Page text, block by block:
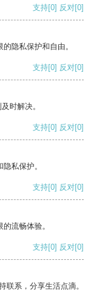
支持[0] 反对[0]
隐私保护和自由。
支持[0] 反对[0]
时解决。
支持[0] 反对[0]
私保护。
支持[0] 反对[0]
流畅体验。
支持[0] 反对[0]
联系，分享生活点滴。